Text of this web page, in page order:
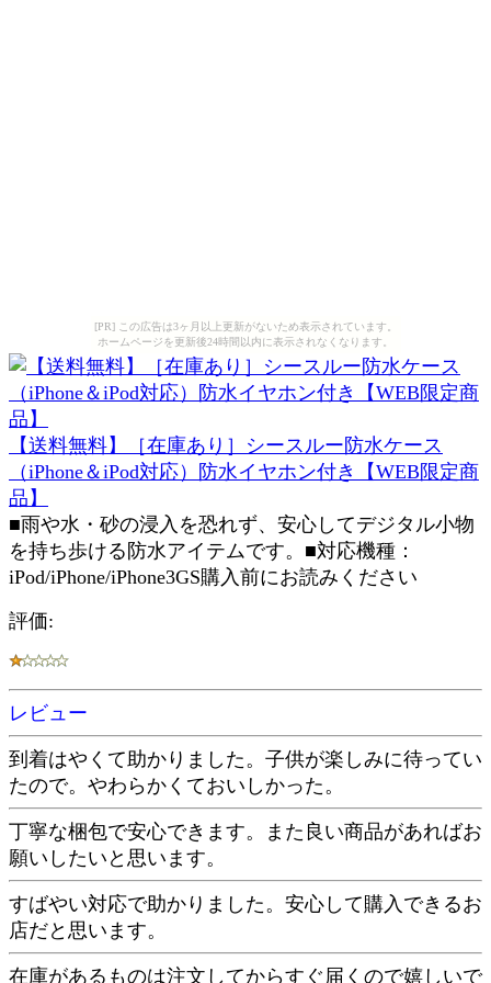
[PR] この広告は3ヶ月以上更新がないため表示されています。
ホームページを更新後24時間以内に表示されなくなります。
【送料無料】［在庫あり］シースルー防水ケース
（iPhone＆iPod対応）防水イヤホン付き【WEB限定商
品】
■雨や水・砂の浸入を恐れず、安心してデジタル小物
を持ち歩ける防水アイテムです。■対応機種：
iPod/iPhone/iPhone3GS購入前にお読みください
評価:
レビュー
到着はやくて助かりました。子供が楽しみに待ってい
たので。やわらかくておいしかった。
丁寧な梱包で安心できます。また良い商品があればお
願いしたいと思います。
すばやい対応で助かりました。安心して購入できるお
店だと思います。
在庫があるものは注文してからすぐ届くので嬉しいで